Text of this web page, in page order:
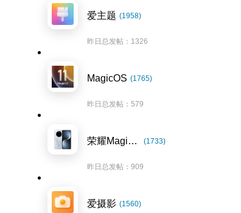
爱主题 (1958)
昨日总发帖：1326
MagicOS (1765)
昨日总发帖：579
荣耀Magic7系列 (1733)
昨日总发帖：909
爱摄影 (1560)